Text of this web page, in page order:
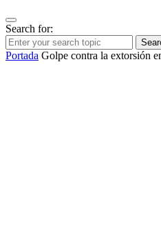
Search for:
Portada Golpe contra la extorsión